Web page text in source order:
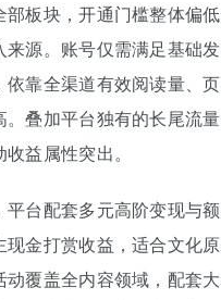
板块，开通门槛整体偏
源。账号仅需满足基础
靠全渠道有效阅读量、
叠加平台独有的长尾流
益属性突出。
台配套多元高阶变现与
金打赏收益，适合文化
覆盖全内容领域，配套